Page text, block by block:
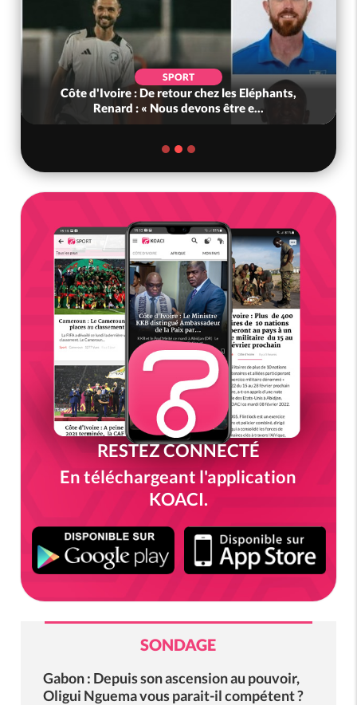
SPORT
Côte d'Ivoire : De retour chez les Eléphants,
Renard : « Nous devons être e...
RESTEZ CONNECTÉ
En téléchargeant l'application
KOACI.
SONDAGE
Gabon : Depuis son ascension au pouvoir,
Oligui Nguema vous parait-il compétent ?